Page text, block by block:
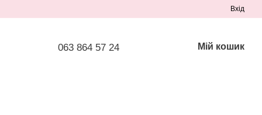
Вхід
063 864 57 24 Мій кошик